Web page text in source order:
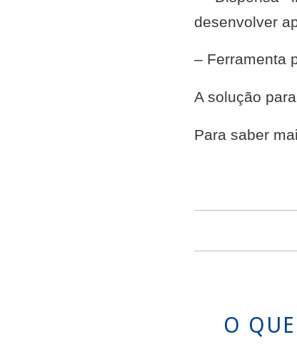
desenvolver
– Ferramenta
A solução
Para saber
O